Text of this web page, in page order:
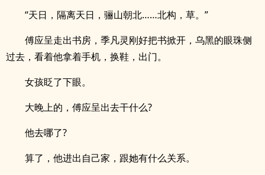
“天日，隔离天日，骊山朝北……北构，草。”
傅应呈走出书房，季凡灵刚好把书掀开，乌黑的眼珠侧
过去，看着他拿着手机，换鞋，出门。
女孩眨了下眼。
大晚上的，傅应呈出去干什么?
他去哪了?
算了，他进出自己家，跟她有什么关系。